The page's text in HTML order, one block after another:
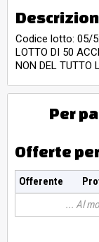
Codice lotto: 05/
LOTTO DI 50
NON DEL TUTTO
Per
Offerte
Offerente
Al